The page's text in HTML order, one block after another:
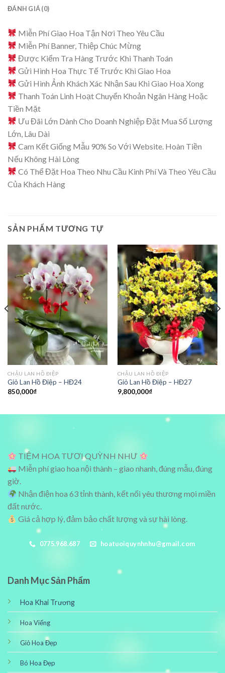
ĐÁNH GIÁ (0)
Miễn Phí Giao Hoa Tận Nơi Theo Yêu Cầu
Miễn Phí Banner, Thiệp Chúc Mừng
Được Kiểm Tra Hàng Trước Khi Thanh Toán
Gửi Hình Hoa Thực Tế Trước Khi Giao Hoa
Gửi Hình Ảnh Khách Xác Nhận Sau Khi Giao Hoa Xong
Thanh Toán Linh Hoạt Chuyển Khoản Ngân Hàng Hoặc
Tiền Mặt
Ưu Đãi Lớn Dành Cho Doanh Nghiệp Đặt Mua Số Lượng
Lớn, Lâu Dài
Cam Kết Giống Mẫu 90% So Với Website. Hoàn Tiền
Nếu Không Hài Lòng
Có Thể Đặt Hoa Theo Nhu Cầu Kinh Phí Và Theo Yêu Cầu
Của Khách Hàng
SẢN PHẨM TƯƠNG TỰ
CHẬU LAN HỒ ĐIỆP
Giỏ Lan Hồ Điệp – HĐ24
850,000₫
CHẬU LAN HỒ ĐIỆP
Giỏ Lan Hồ Điệp – HĐ27
9,800,000₫
TIỆM HOA TƯƠI QUỲNH NHƯ
Miễn phí giao hoa nội thành – giao nhanh, đúng mẫu, đúng
giờ.
Nhận điện hoa 63 tỉnh thành, kết nối yêu thương mọi miền
đất nước.
Giá cả hợp lý, đảm bảo chất lượng và sự hài lòng.
0775.968.687 hoatuoiquynhnhu@gmail.com
Danh Mục Sản Phẩm
Hoa Khai Trương
Hoa Viếng
Giỏ Hoa Đẹp
Bó Hoa Đẹp